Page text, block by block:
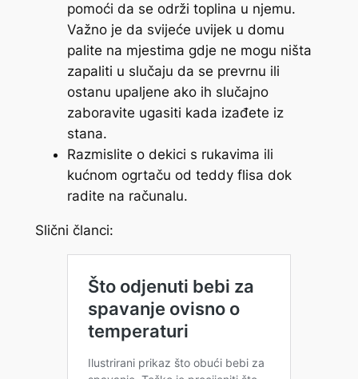
pomoći da se održi toplina u njemu.
Važno je da svijeće uvijek u domu
palite na mjestima gdje ne mogu ništa
zapaliti u slučaju da se prevrnu ili
ostanu upaljene ako ih slučajno
zaboravite ugasiti kada izađete iz
stana.
Razmislite o dekici s rukavima ili
kućnom ogrtaču od teddy flisa dok
radite na računalu.
Slični članci: